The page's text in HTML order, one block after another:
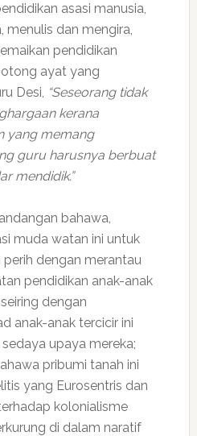
asasi manusia,
menulis dan mengira,
pendidikan
ayat yang
Desi, “Seseorang tidak
kerana
yang memang
guru harusnya berbuat
mendidik.”
bahawa,
muda watan ini untuk
dengan merantau
pendidikan anak-anak
dengan
anak-anak tercicir ini
upaya mereka;
pribumi tanah ini
yang Eurosentris dan
kolonialisme
di dalam naratif